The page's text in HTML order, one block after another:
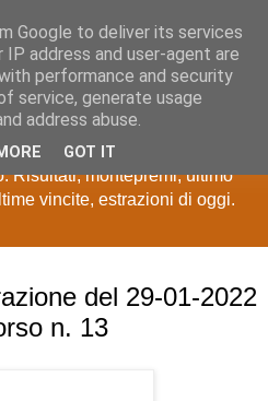
10 e lotto,
Risultati, montepremi, ultimo
vincite, estrazioni di oggi.
del 29-01-2022
n. 13
Google to deliver its services
address and user-agent are
performance and security
service, generate usage
address abuse.
GOT IT